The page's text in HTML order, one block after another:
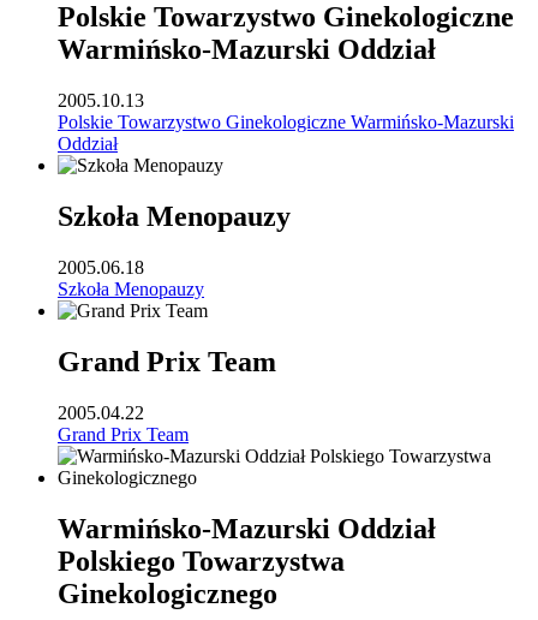
Polskie Towarzystwo Ginekologiczne
Warmińsko-Mazurski Oddział
2005.10.13
Polskie Towarzystwo Ginekologiczne Warmińsko-Mazurski
Oddział
Szkoła Menopauzy
2005.06.18
Szkoła Menopauzy
Grand Prix Team
2005.04.22
Grand Prix Team
Warmińsko-Mazurski Oddział
Polskiego Towarzystwa
Ginekologicznego